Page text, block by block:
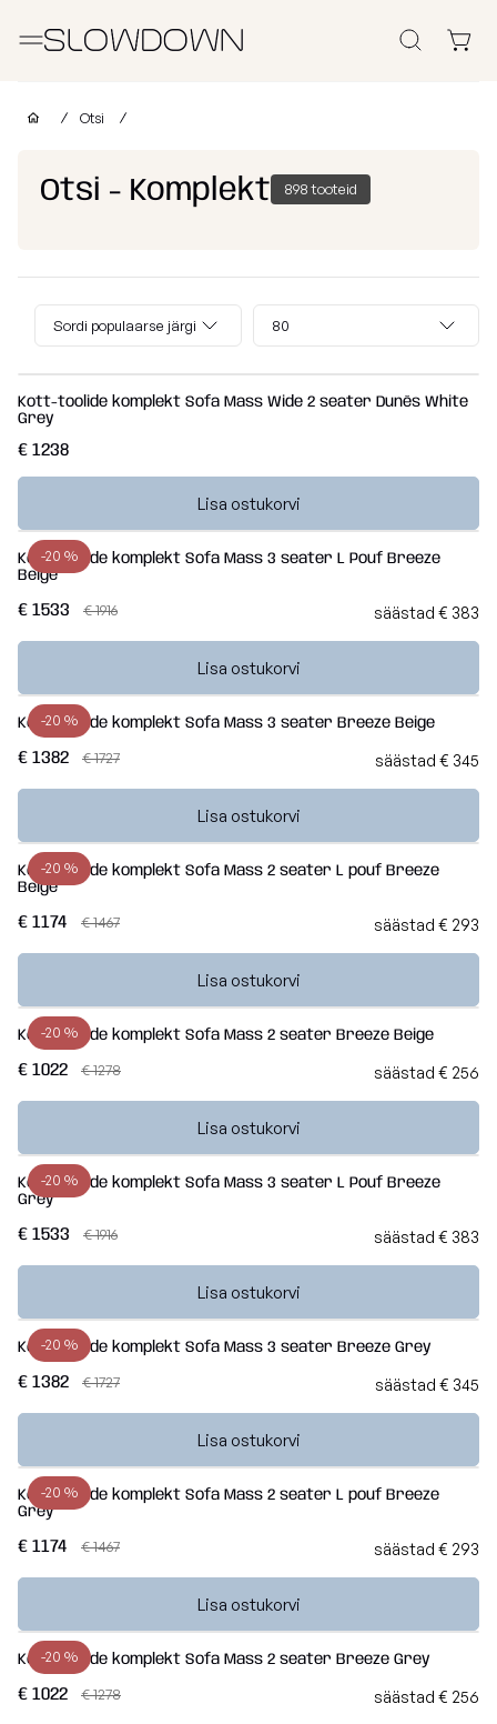
Kott-toolid
Poroloon
täitega
Populaarsed
kategooriad
kõik Kott-
Laos
Kollektsioonid
Osta
kollektsiooni
FURRITO
– 2026 aasta
kollektsiooni
eriväljaanne
MASS
TUBE
SNUG
Vaata
Osta
kategooria
Tugitoolid
toolid lastele
Lamamistoolid
Tumbad
Mooduldiivanid
Koeravoodid
Vaata
Osta
kanga
2026
Madu
Barcelona
Lure
Home
Breeze
Dunes
Lisainfo
info@slowdown.ee
Kontakt
Otsi
Otsi - Komplekt 898 tooteid
80
Sordi populaarse järgi
Kott-toolide komplekt Sofa Mass Wide 2 seater Dunẽs White
Grey
€ 1238
Lisa ostukorvi
-20 %
Kott-toolide komplekt Sofa Mass 3 seater L Pouf Breeze
Beige
€ 1533 € 1916 säästad € 383
Lisa ostukorvi
-20 %
Kott-toolide komplekt Sofa Mass 3 seater Breeze Beige
€ 1382 € 1727 säästad € 345
Lisa ostukorvi
-20 %
Kott-toolide komplekt Sofa Mass 2 seater L pouf Breeze
Beige
€ 1174 € 1467 säästad € 293
Lisa ostukorvi
-20 %
Kott-toolide komplekt Sofa Mass 2 seater Breeze Beige
€ 1022 € 1278 säästad € 256
Lisa ostukorvi
-20 %
Kott-toolide komplekt Sofa Mass 3 seater L Pouf Breeze
Grey
€ 1533 € 1916 säästad € 383
Lisa ostukorvi
-20 %
Kott-toolide komplekt Sofa Mass 3 seater Breeze Grey
€ 1382 € 1727 säästad € 345
Lisa ostukorvi
-20 %
Kott-toolide komplekt Sofa Mass 2 seater L pouf Breeze
Grey
€ 1174 € 1467 säästad € 293
Lisa ostukorvi
-20 %
Kott-toolide komplekt Sofa Mass 2 seater Breeze Grey
€ 1022 € 1278 säästad € 256